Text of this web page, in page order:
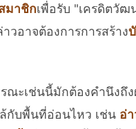
มาชิกเพื่อรับ "เครดิตวั
วอาจต้องการการสร้าง
ณะเช่นนี้มักต้องคำนึง
กับพื้นที่อ่อนไหว เช่น อ่า